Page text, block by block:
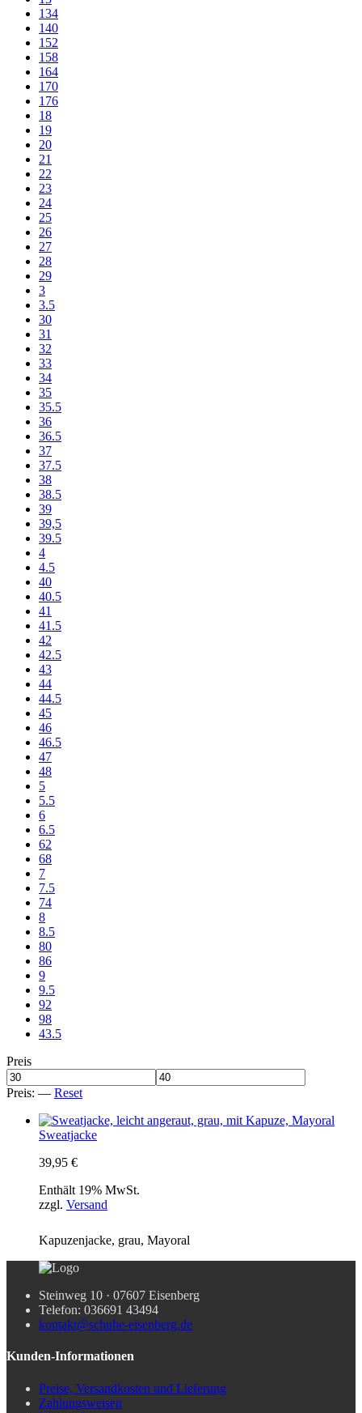
134
140
152
158
164
170
176
18
19
20
21
22
23
24
25
26
27
28
29
3
3.5
30
31
32
33
34
35
35.5
36
36.5
37
37.5
38
38.5
39
39,5
39.5
4
4.5
40
40.5
41
41.5
42
42.5
43
44
44.5
45
46
46.5
47
48
5
5.5
6
6.5
62
68
7
7.5
74
8
8.5
80
86
9
9.5
92
98
43.5
Preis
Preis: — Reset
Sweatjacke
39,95 €
Enthält 19% MwSt.
zzgl. Versand
Kapuzenjacke, grau, Mayoral
Steinweg 10 · 07607 Eisenberg
Telefon: 036691 43494
kontakt@schuhe-eisenberg.de
Kunden-Informationen
Preise, Versandkosten und Lieferung
Zahlungsweisen